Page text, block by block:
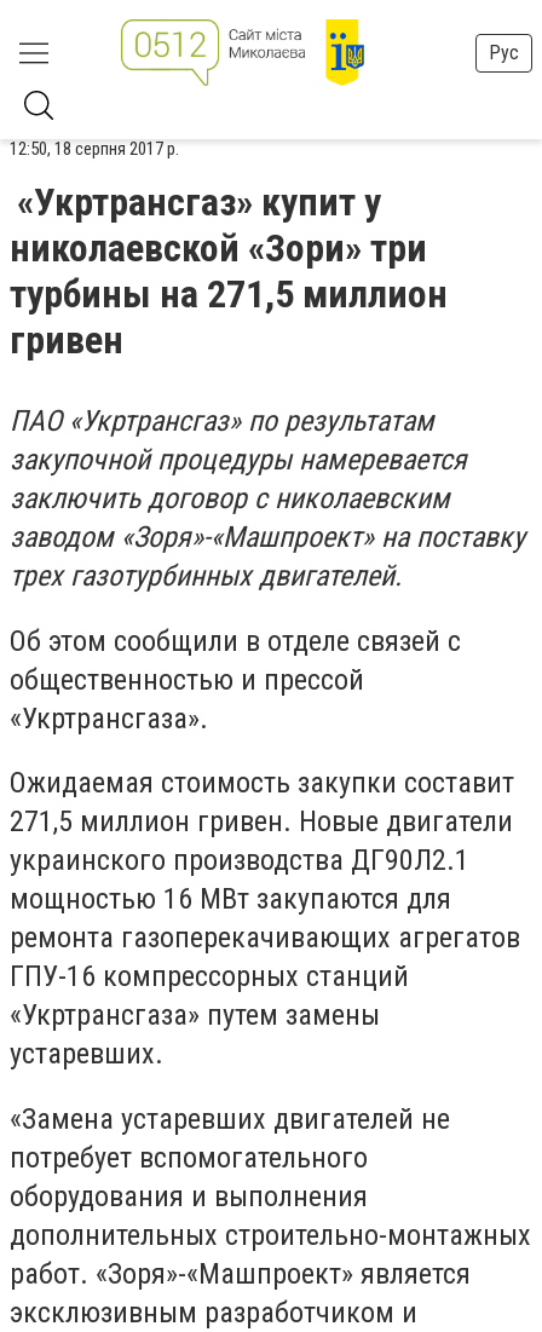
Рус
12:50, 18 серпня 2017 р.
«Укртрансгаз» купит у
николаевской «Зори» три
турбины на 271,5 миллион
гривен
ПАО «Укртрансгаз» по результатам
закупочной процедуры намеревается
заключить договор с николаевским
заводом «Зоря»-«Машпроект» на поставку
трех газотурбинных двигателей.
Об этом сообщили в отделе связей с
общественностью и прессой
«Укртрансгаза».
Ожидаемая стоимость закупки составит
271,5 миллион гривен. Новые двигатели
украинского производства ДГ90Л2.1
мощностью 16 МВт закупаются для
ремонта газоперекачивающих агрегатов
ГПУ-16 компрессорных станций
«Укртрансгаза» путем замены
устаревших.
«Замена устаревших двигателей не
потребует вспомогательного
оборудования и выполнения
дополнительных строительно-монтажных
работ. «Зоря»-«Машпроект» является
эксклюзивным разработчиком и